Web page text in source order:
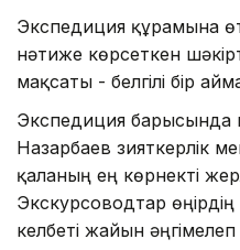
Экспедиция құрамына
нәтиже көрсеткен
мақсаты - белгілі бір
Экспедиция
Назарбаев зияткерлік
қаланың ең көрнекті
Экскурсоводтар өңірдің
келбеті жайын әңгімелеп